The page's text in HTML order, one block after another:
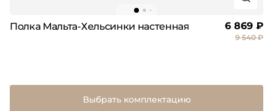
Полка Мальта-Хельсинки настенная 6 869 ₽
9 540 ₽
Выбрать комплектацию